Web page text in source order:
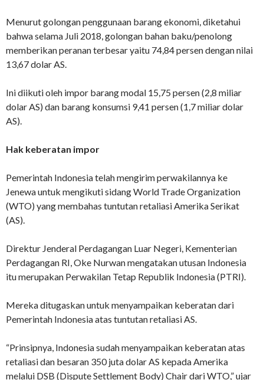
Menurut golongan penggunaan barang ekonomi, diketahui
bahwa selama Juli 2018, golongan bahan baku/penolong
memberikan peranan terbesar yaitu 74,84 persen dengan nilai
13,67 dolar AS.
Ini diikuti oleh impor barang modal 15,75 persen (2,8 miliar
dolar AS) dan barang konsumsi 9,41 persen (1,7 miliar dolar
AS).
Hak keberatan impor
Pemerintah Indonesia telah mengirim perwakilannya ke
Jenewa untuk mengikuti sidang World Trade Organization
(WTO) yang membahas tuntutan retaliasi Amerika Serikat
(AS).
Direktur Jenderal Perdagangan Luar Negeri, Kementerian
Perdagangan RI, Oke Nurwan mengatakan utusan Indonesia
itu merupakan Perwakilan Tetap Republik Indonesia (PTRI).
Mereka ditugaskan untuk menyampaikan keberatan dari
Pemerintah Indonesia atas tuntutan retaliasi AS.
“Prinsipnya, Indonesia sudah menyampaikan keberatan atas
retaliasi dan besaran 350 juta dolar AS kepada Amerika
melalui DSB (Dispute Settlement Body) Chair dari WTO,” ujar